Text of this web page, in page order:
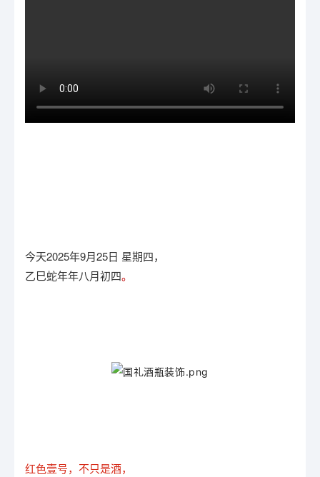
今天2025年9月25日 星期四，
乙巳蛇年年八月初四。
红色壹号，不只是酒，